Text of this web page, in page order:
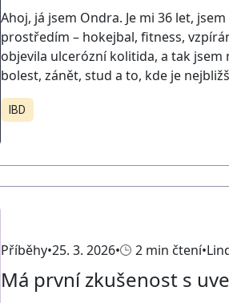
Ahoj, já jsem Ondra. Je mi 36 let,
prostředím – hokejbal, fitness,
objevila ulcerózní kolitida, a tak
bolest, zánět, stud a to, kde je
IBD
Příběhy 25. 3. 2026 2 min čtení
Má první zkušenost s